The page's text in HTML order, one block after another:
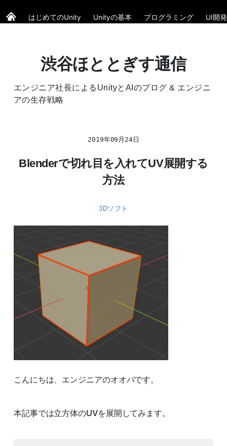
はじめてのUnity Unityの基本 プログラミング UI開発
渋谷ほととぎす通信
エンジニア社長によるUnityとAIのブログ & エンジニ
アの生存戦略
2019年09月24日
Blenderで切れ目を入れてUV展開する
方法
3Dソフト
こんにちは、エンジニアのオオバです。
本記事では立方体のUVを展開してみます。